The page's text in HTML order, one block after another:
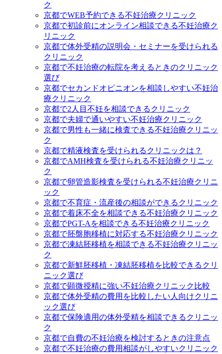
ク
京都でWEB予約できる不妊治療クリニック
京都で初診前にオンライン相談できる不妊治療ク
リニック
京都で体外受精の説明会・セミナーを受けられる
クリニック
京都で不妊治療の転院を考えるときのクリニック
選び
京都でセカンドオピニオンを相談しやすい不妊治
療クリニック
京都で2人目不妊を相談できるクリニック
京都で夫婦で通いやすい不妊治療クリニック
京都で男性も一緒に検査できる不妊治療クリニッ
ク
京都で精液検査を受けられるクリニックは？
京都でAMH検査を受けられる不妊治療クリニッ
ク
京都で卵管造影検査を受けられる不妊治療クリニ
ック
京都で不育症・流産後の相談ができるクリニック
京都で着床不全を相談できる不妊治療クリニック
京都でPGT-Aを相談できる不妊治療クリニック
京都で胚盤胞移植に対応する不妊治療クリニック
京都で凍結胚移植を相談できる不妊治療クリニッ
ク
京都で新鮮胚移植・凍結胚移植を比較できるクリ
ニック選び
京都で顕微授精に強い不妊治療クリニック比較
京都で体外受精の費用を比較したい人向けクリニ
ック選び
京都で保険適用の体外受精を相談できるクリニッ
ク
京都で自費の不妊治療を検討するときの注意点
京都で不妊治療の費用相談がしやすいクリニック